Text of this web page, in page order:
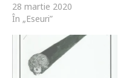
28 martie 2020
În „Eseuri”